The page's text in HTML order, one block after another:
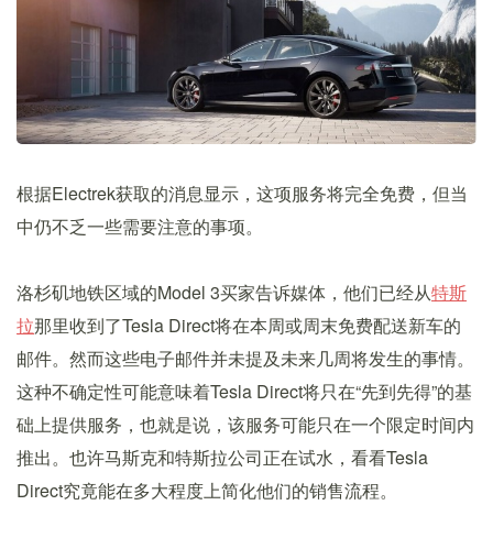
根据Electrek获取的消息显示，这项服务将完全免费，但当
中仍不乏一些需要注意的事项。
洛杉矶地铁区域的Model 3买家告诉媒体，他们已经从特斯
拉那里收到了Tesla Direct将在本周或周末免费配送新车的
邮件。然而这些电子邮件并未提及未来几周将发生的事情。
这种不确定性可能意味着Tesla Direct将只在“先到先得”的基
础上提供服务，也就是说，该服务可能只在一个限定时间内
推出。也许马斯克和特斯拉公司正在试水，看看Tesla
Direct究竟能在多大程度上简化他们的销售流程。